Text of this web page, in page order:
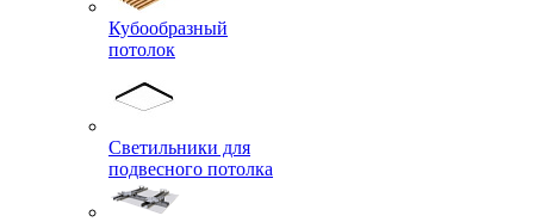
Кубообразный
потолок
Светильники для
подвесного потолка